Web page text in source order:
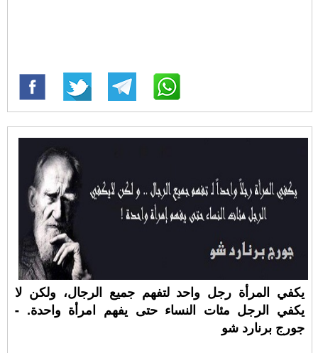
يكفي المرأة رجل واحد لتفهم جميع الرجال، ولكن لا
يكفي الرجل مئات النساء حتى يفهم امرأة واحدة. -
جورج برنارد شو